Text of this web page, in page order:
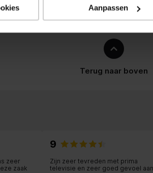
Aanpassen
Terug naar boven
zeer
zaak
9
Zijn zeer tevreden met prima
televisie en zeer goed gevoel aan